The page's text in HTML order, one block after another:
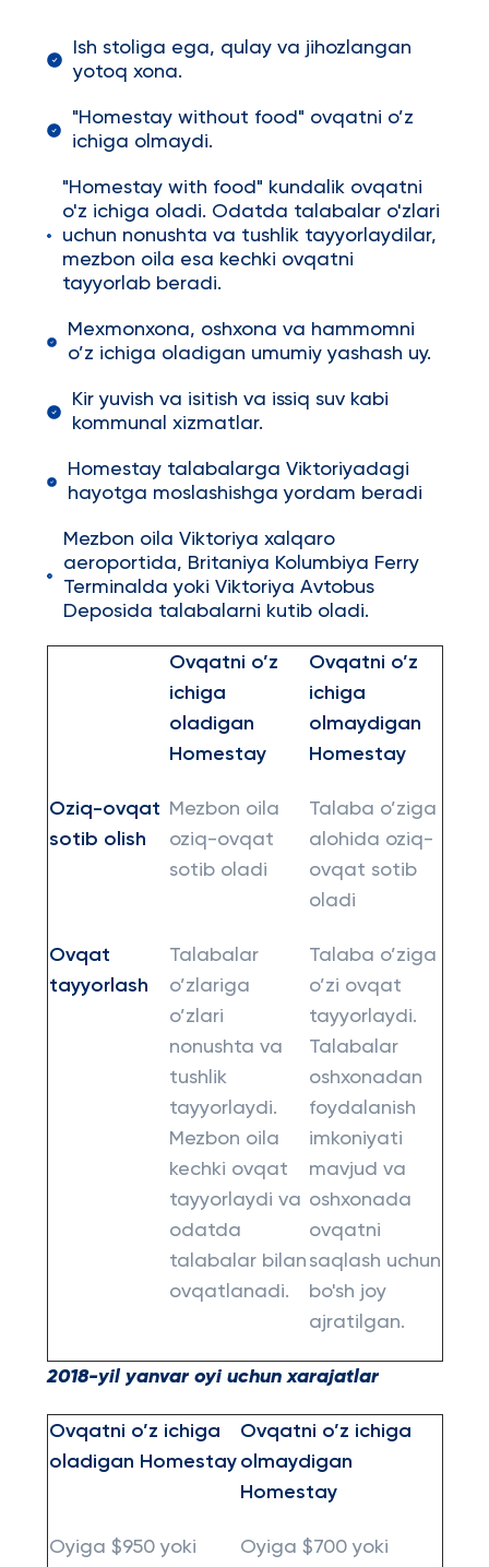
Ish stoliga ega, qulay va jihozlangan
yotoq xona.
"Homestay without food" ovqatni o’z
ichiga olmaydi.
"Homestay with food" kundalik ovqatni
o'z ichiga oladi. Odatda talabalar o'zlari
uchun nonushta va tushlik tayyorlaydilar,
mezbon oila esa kechki ovqatni
tayyorlab beradi.
Mexmonxona, oshxona va hammomni
o’z ichiga oladigan umumiy yashash uy.
Kir yuvish va isitish va issiq suv kabi
kommunal xizmatlar.
Homestay talabalarga Viktoriyadagi
hayotga moslashishga yordam beradi
Mezbon oila Viktoriya xalqaro
aeroportida, Britaniya Kolumbiya Ferry
Terminalda yoki Viktoriya Avtobus
Deposida talabalarni kutib oladi.
Ovqatni o’z
ichiga
oladigan
Homestay
Ovqatni o’z
ichiga
olmaydigan
Homestay
Oziq-ovqat
sotib olish
Mezbon oila
oziq-ovqat
sotib oladi
Talaba o’ziga
alohida oziq-
ovqat sotib
oladi
Ovqat
tayyorlash
Talabalar
o’zlariga
o’zlari
nonushta va
tushlik
tayyorlaydi.
Mezbon oila
kechki ovqat
tayyorlaydi va
odatda
talabalar bilan
ovqatlanadi.
Talaba o’ziga
o’zi ovqat
tayyorlaydi.
Talabalar
oshxonadan
foydalanish
imkoniyati
mavjud va
oshxonada
ovqatni
saqlash uchun
bo'sh joy
ajratilgan.
2018-yil yanvar oyi uchun xarajatlar
Ovqatni o’z ichiga
oladigan Homestay
Ovqatni o’z ichiga
olmaydigan
Homestay
Oyiga $950 yoki
Oyiga $700 yoki